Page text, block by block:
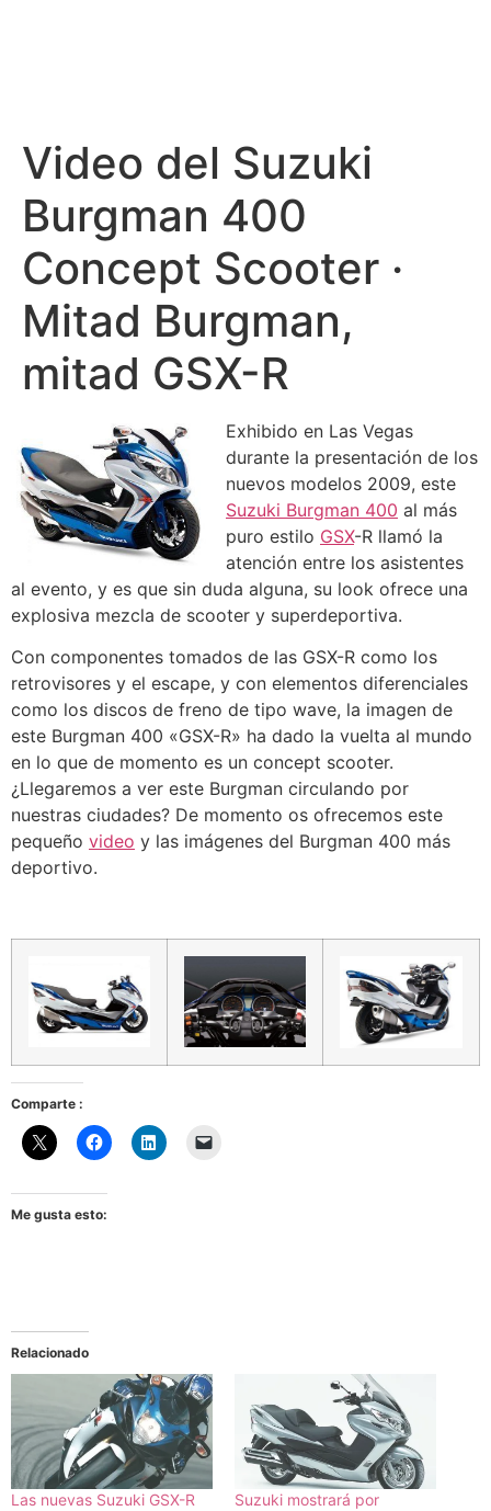
Video del Suzuki
Burgman 400
Concept Scooter ·
Mitad Burgman,
mitad GSX-R
Exhibido en Las Vegas
durante la presentación de los
nuevos modelos 2009, este
Suzuki Burgman 400 al más
puro estilo GSX-R llamó la
atención entre los asistentes
al evento, y es que sin duda alguna, su look ofrece una
explosiva mezcla de scooter y superdeportiva.
Con componentes tomados de las GSX-R como los
retrovisores y el escape, y con elementos diferenciales
como los discos de freno de tipo wave, la imagen de
este Burgman 400 «GSX-R» ha dado la vuelta al mundo
en lo que de momento es un concept scooter.
¿Llegaremos a ver este Burgman circulando por
nuestras ciudades? De momento os ofrecemos este
pequeño video y las imágenes del Burgman 400 más
deportivo.
Comparte :
Me gusta esto:
Relacionado
Las nuevas Suzuki GSX-R
Suzuki mostrará por